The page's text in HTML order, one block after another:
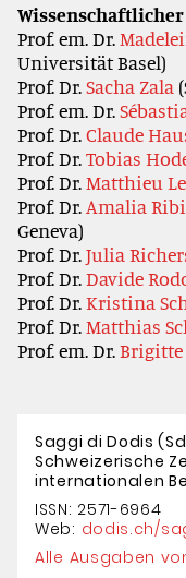
Prof. em. Dr.
Universität Basel)
Prof. Dr.Sacha Zala
Prof. em. Dr.
Prof. Dr.Claude
Prof. Dr.Tobias
Prof. Dr.Matthieu
Prof. Dr. Amalia
Geneva)
Prof. Dr.Julia
Prof. Dr.Davide
Prof. Dr.Kristina
Prof. Dr.Matthias
Prof. em. Dr.Brigitte
Saggi di Dodis
Schweizerische
internationalen
ISSN: 2571-6964
Web: dodis.ch/
Alle Ausgaben